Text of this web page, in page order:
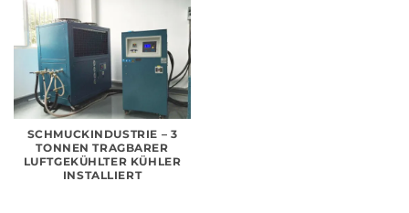
SCHMUCKINDUSTRIE – 3
TONNEN TRAGBARER
LUFTGEKÜHLTER KÜHLER
INSTALLIERT